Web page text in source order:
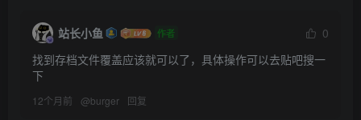
站长小鱼 作者
0
找到存档文件覆盖应该就可以了，具体操作可以去贴吧搜一
下
12个月前 @burger 回复